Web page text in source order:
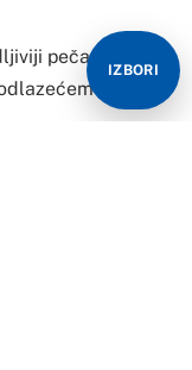
pečat na
sazivu
IZBORI